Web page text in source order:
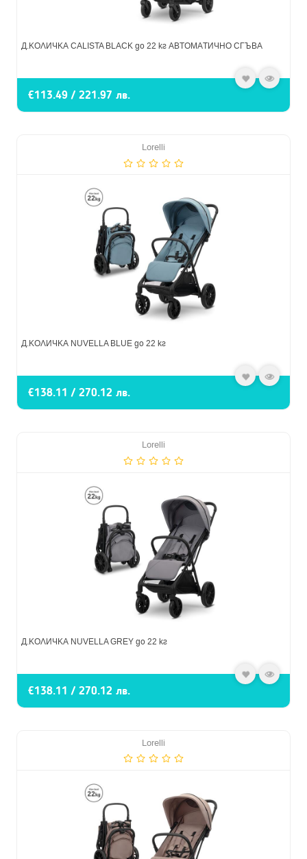
Д.КОЛИЧКА CALISTA BLACK до 22 кг АВТОМАТИЧНО СГЪВА
€113.49 / 221.97 лв.
Lorelli
Д.КОЛИЧКА NUVELLA BLUE до 22 кг
€138.11 / 270.12 лв.
Lorelli
Д.КОЛИЧКА NUVELLA GREY до 22 кг
€138.11 / 270.12 лв.
Lorelli